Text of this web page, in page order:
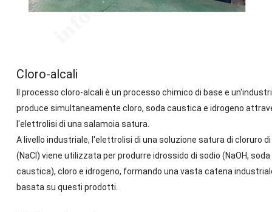
Cloro-alcali
Il processo cloro-alcali è un processo chimico di base e
produce simultaneamente cloro, soda caustica e idrogeno
l'elettrolisi di una salamoia satura.
A livello industriale, l'elettrolisi di una soluzione satura di cloruro
(NaCl) viene utilizzata per produrre idrossido di sodio (NaOH, soda
caustica), cloro e idrogeno, formando una vasta catena
basata su questi prodotti.